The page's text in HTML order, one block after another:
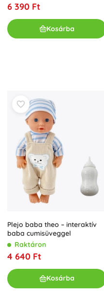
6 390 Ft
Kosárba
Plejo baba theo – interaktív
baba cumisüveggel
Raktáron
4 640 Ft
Kosárba